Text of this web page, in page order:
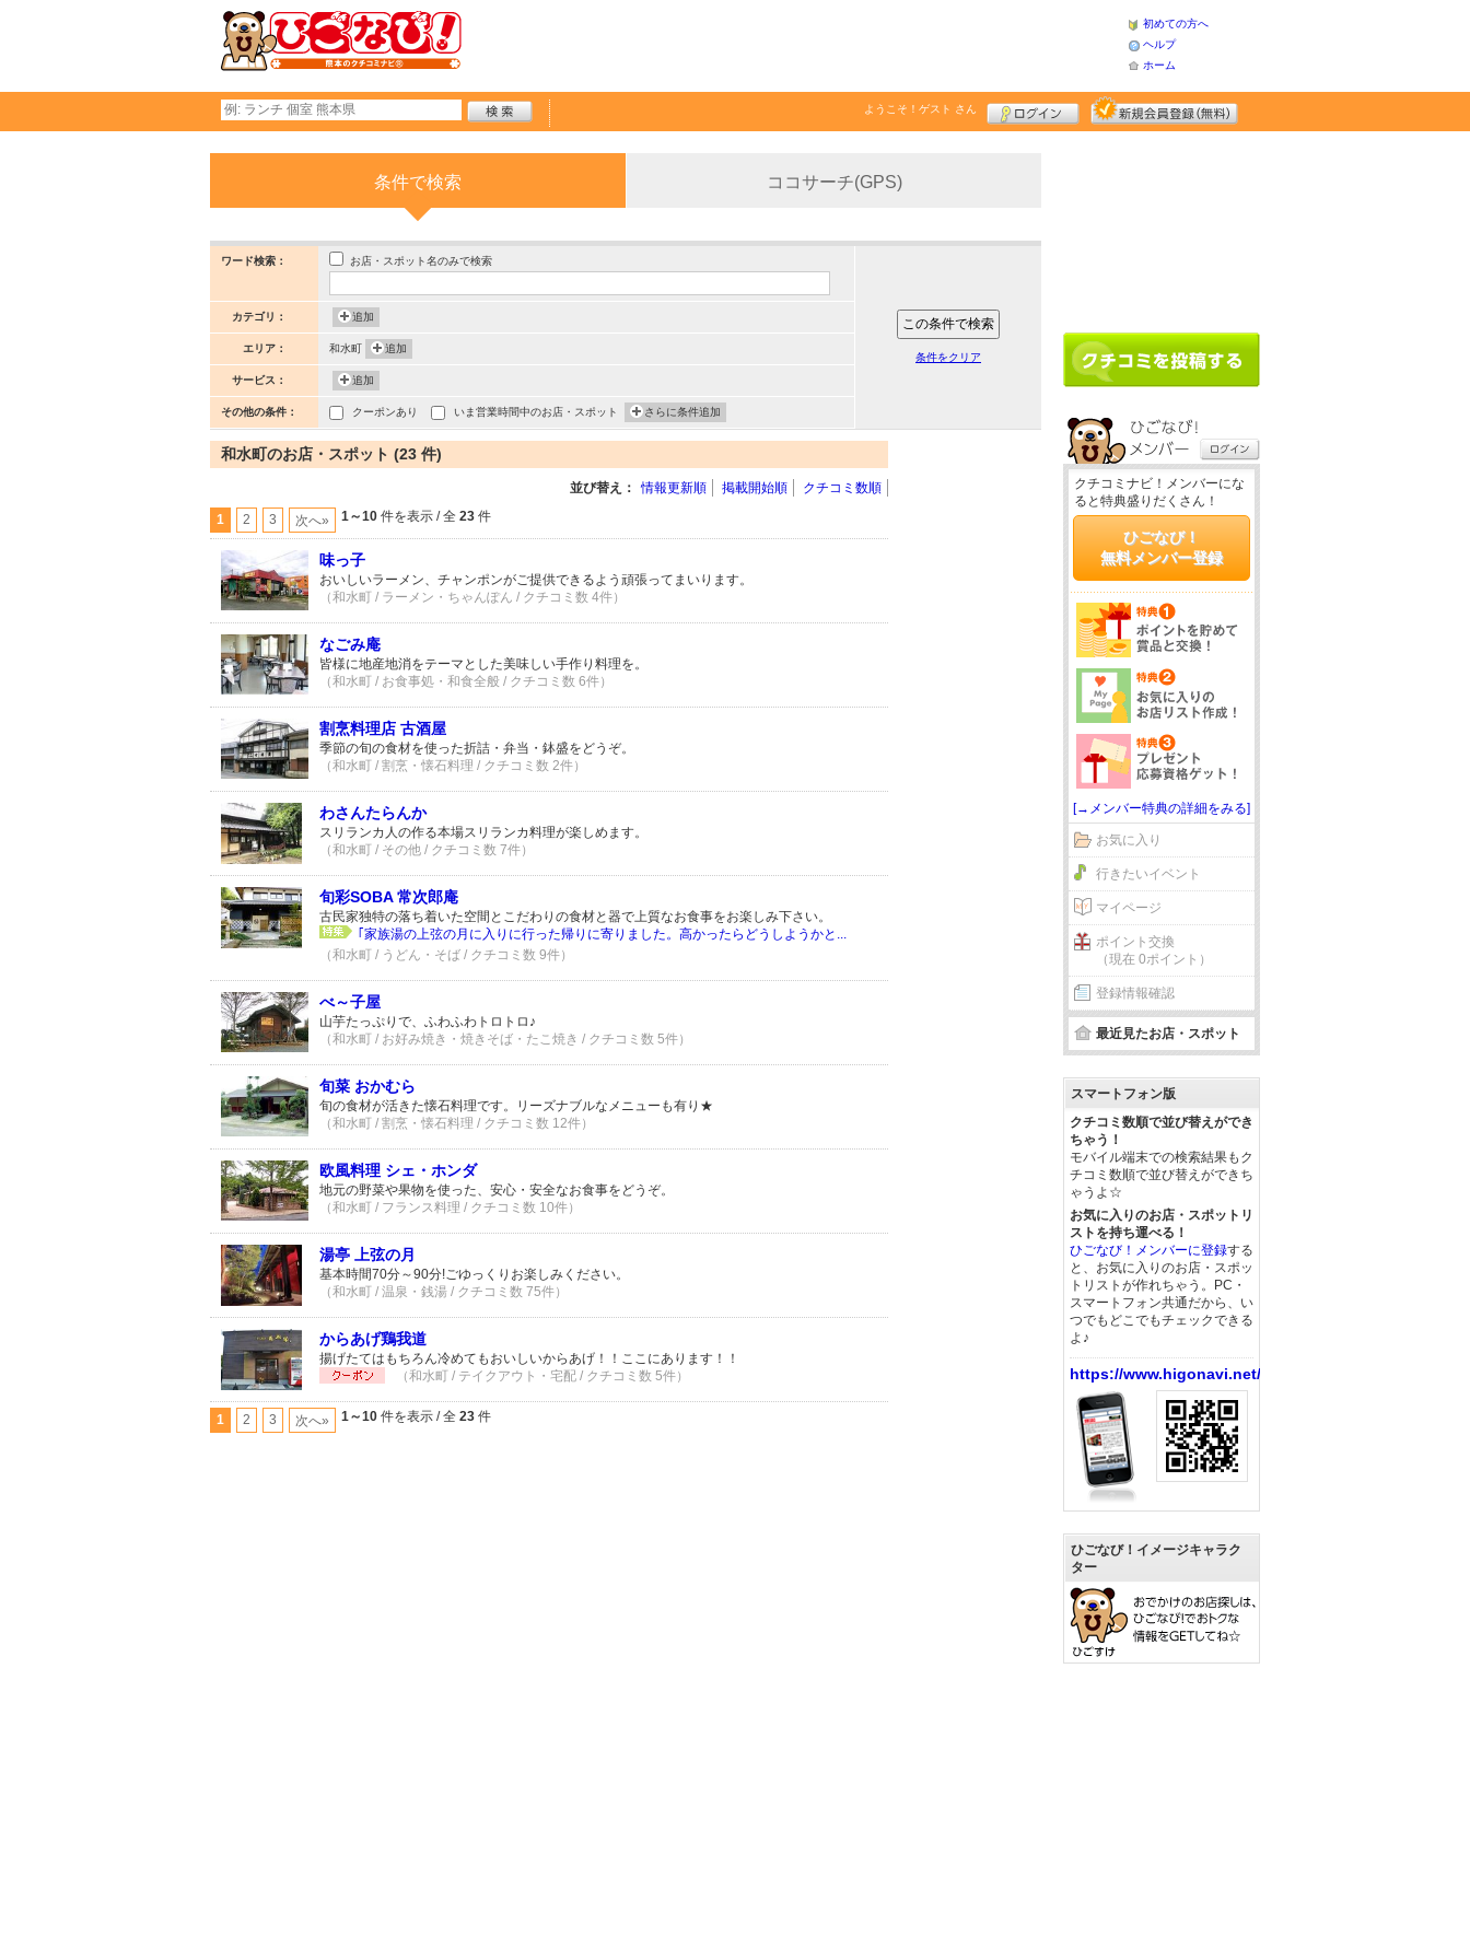
初めての方へ
ヘルプ
ホーム
ようこそ！ ゲスト さん
条件で検索 ココサーチ(GPS)
ワード検索： お店・スポット名のみで検索
カテゴリ： 追加
エリア： 和水町 追加
サービス： 追加
その他の条件： クーポンあり いま営業時間中のお店・スポット さらに条件追加
条件をクリア
和水町のお店・スポット (23 件)
並び替え： 情報更新順 掲載開始順 クチコミ数順
1 2 3 次へ» 1～10 件を表示 / 全 23 件
味っ子
おいしいラーメン、チャンポンがご提供できるよう頑張ってまいります。
（和水町 / ラーメン・ちゃんぽん / クチコミ数 4件）
なごみ庵
皆様に地産地消をテーマとした美味しい手作り料理を。
（和水町 / お食事処・和食全般 / クチコミ数 6件）
割烹料理店 古酒屋
季節の旬の食材を使った折詰・弁当・鉢盛をどうぞ。
（和水町 / 割烹・懐石料理 / クチコミ数 2件）
わさんたらんか
スリランカ人の作る本場スリランカ料理が楽しめます。
（和水町 / その他 / クチコミ数 7件）
旬彩SOBA 常次郎庵
古民家独特の落ち着いた空間とこだわりの食材と器で上質なお食事をお楽しみ下さい。
｢家族湯の上弦の月に入りに行った帰りに寄りました。高かったらどうしようかと...
（和水町 / うどん・そば / クチコミ数 9件）
べ～子屋
山芋たっぷりで、ふわふわトロトロ♪
（和水町 / お好み焼き・焼きそば・たこ焼き / クチコミ数 5件）
旬菜 おかむら
旬の食材が活きた懐石料理です。リーズナブルなメニューも有り★
（和水町 / 割烹・懐石料理 / クチコミ数 12件）
欧風料理 シェ・ホンダ
地元の野菜や果物を使った、安心・安全なお食事をどうぞ。
（和水町 / フランス料理 / クチコミ数 10件）
湯亭 上弦の月
基本時間70分～90分!ごゆっくりお楽しみください。
（和水町 / 温泉・銭湯 / クチコミ数 75件）
からあげ鶏我道
揚げたてはもちろん冷めてもおいしいからあげ！！ここにあります！！
（和水町 / テイクアウト・宅配 / クチコミ数 5件）
1 2 3 次へ» 1～10 件を表示 / 全 23 件
クチコミナビ！メンバーにな
ると特典盛りだくさん！
ひごなび！
無料メンバー登録
[→メンバー特典の詳細をみる]
お気に入り
行きたいイベント
マイページ
ポイント交換
（現在 0ポイント）
登録情報確認
最近見たお店・スポット
スマートフォン版
クチコミ数順で並び替えができ
ちゃう！
モバイル端末での検索結果もク
チコミ数順で並び替えができち
ゃうよ☆
お気に入りのお店・スポットリ
ストを持ち運べる！
ひごなび！メンバーに登録する
と、お気に入りのお店・スポッ
トリストが作れちゃう。PC・
スマートフォン共通だから、い
つでもどこでもチェックできる
よ♪
https://www.higonavi.net/
ひごなび！イメージキャラク
ター